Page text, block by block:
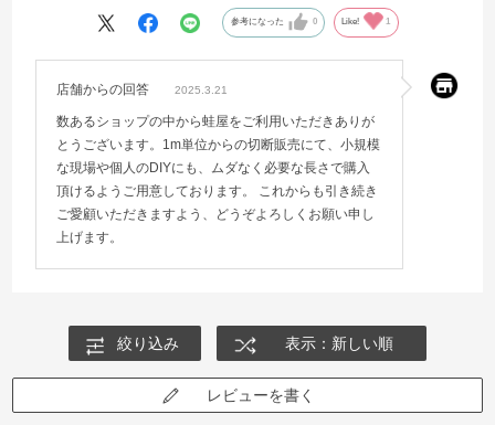
参考になった 0 Like! 1
店舗からの回答 2025.3.21
数あるショップの中から蛙屋をご利用いただきありが
とうございます。1m単位からの切断販売にて、小規模
な現場や個人のDIYにも、ムダなく必要な長さで購入
頂けるようご用意しております。 これからも引き続き
ご愛顧いただきますよう、どうぞよろしくお願い申し
上げます。
絞り込み 表示：新しい順
レビューを書く